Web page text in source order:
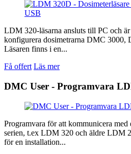
LDM 320-läsarna ansluts till PC och
konfigurera dosimetrarna DMC 3000,
Läsaren finns i en...
Få offert Läs mer
DMC User - Programvara
Programvara för att kommunicera
serien, t.ex LDM 320 och äldre LDM
för en installation...